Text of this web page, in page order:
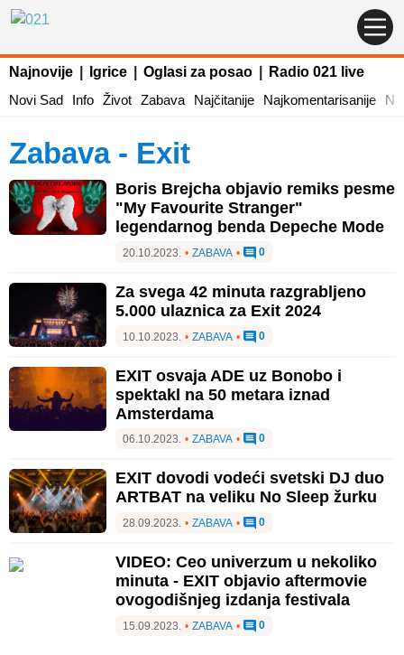
Najnovije Igrice Oglasi za posao
Radio 021 live
Novi Sad
Info Život Zabava Najčitanije Najkomentarisanije
Zabava - Exit
Boris Brejcha objavio remiks pesme
"My Favourite Stranger"
legendarnog benda Depeche Mode
20.10.2023. • ZABAVA • 0
Za svega 42 minuta razgrabljeno
5.000 ulaznica za Exit 2024
10.10.2023. • ZABAVA • 0
EXIT osvaja ADE uz Bonobo i
spektakl na 50 metara iznad
Amsterdama
06.10.2023. • ZABAVA • 0
EXIT dovodi vodeći svetski DJ duo
ARTBAT na veliku No Sleep žurku
28.09.2023. • ZABAVA • 0
VIDEO: Ceo univerzum u nekoliko
minuta - EXIT objavio aftermovie
ovogodišnjeg izdanja festivala
15.09.2023. • ZABAVA • 0